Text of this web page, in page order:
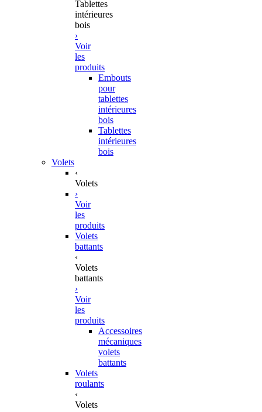
Tablettes
intérieures
bois
›
Voir
les
produits
Embouts
pour
tablettes
intérieures
bois
Tablettes
intérieures
bois
Volets
‹
Volets
›
Voir
les
produits
Volets
battants
‹
Volets
battants
›
Voir
les
produits
Accessoires
mécaniques
volets
battants
Volets
roulants
‹
Volets